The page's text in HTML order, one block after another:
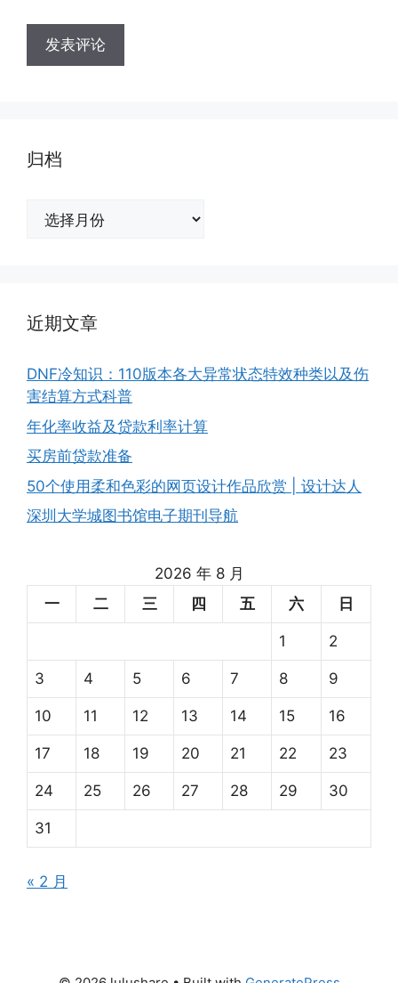
归档
近期文章
DNF冷知识：110版本各大异常状态特效种类以及伤
害结算方式科普
年化率收益及贷款利率计算
买房前贷款准备
50个使用柔和色彩的网页设计作品欣赏 | 设计达人
深圳大学城图书馆电子期刊导航
2026 年 8 月
一
二 三 四 五 六 日
1 2
3 4 5 6 7 8 9
10 11 12 13 14 15 16
17 18 19 20 21 22 23
24 25 26 27 28 29 30
31
« 2 月